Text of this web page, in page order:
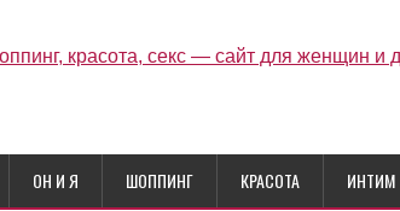
ОН И Я ШОППИНГ КРАСОТА ИНТИМ